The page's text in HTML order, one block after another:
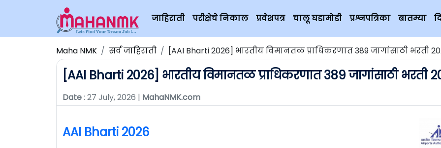
जाहिराती परीक्षेचे निकाल प्रवेशपत्र चालू घडामोडी प्रश्नपत्रिका बातम्या
Maha NMK सर्व जाहिराती [AAI Bharti 2026] भारतीय विमानतळ प्राधिकरणात 389 जागांसाठी भरती
[AAI Bharti 2026] भारतीय विमानतळ प्राधिकरणात 389 जागांसाठी भरती
Date: 27 July, 2026 | MahaNMK.com
AAI Bharti 2026